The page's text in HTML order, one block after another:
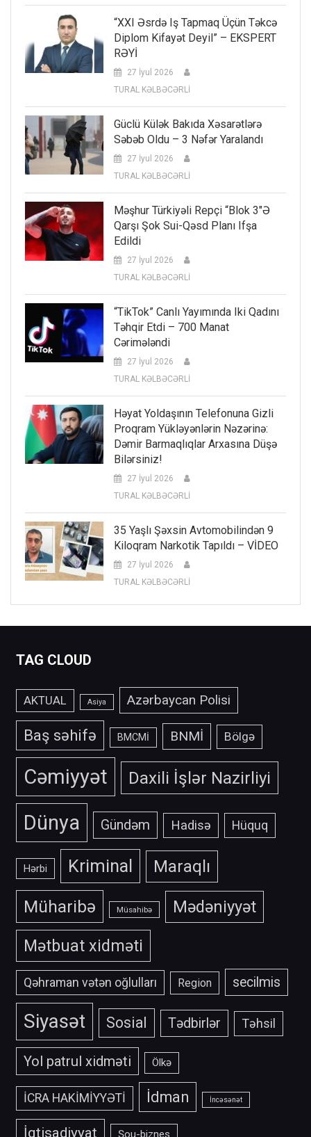
“XXI Əsrdə Iş Tapmaq Üçün Təkcə
Diplom Kifayət Deyil” – EKSPERT
RƏYİ
27 İyul 2026
TURAL KƏLBƏCƏRLİ
Güclü Külək Bakıda Xəsarətlərə
Səbəb Oldu – 3 Nəfər Yaralandı
27 İyul 2026
TURAL KƏLBƏCƏRLİ
Məşhur Türkiyəli Repçi “Blok 3″ə
Qarşı Şok Sui-Qəsd Planı Ifşa
Edildi
27 İyul 2026
TURAL KƏLBƏCƏRLİ
“TikTok” Canlı Yayımında Iki Qadını
Təhqir Etdi – 700 Manat
Cərimələndi
27 İyul 2026
TURAL KƏLBƏCƏRLİ
Həyat Yoldaşının Telefonuna Gizli
Proqram Yükləyənlərin Nəzərinə:
Dəmir Barmaqlıqlar Arxasına Düşə
Bilərsiniz!
27 İyul 2026
TURAL KƏLBƏCƏRLİ
35 Yaşlı Şəxsin Avtomobilindən 9
Kiloqram Narkotik Tapıldı – VİDEO
27 İyul 2026
TURAL KƏLBƏCƏRLİ
TAG CLOUD
AKTUAL Asiya Azərbaycan Polisi
Baş səhifə BMCMİ BNMİ Bölgə
Cəmiyyət Daxili İşlər Nazirliyi
Dünya Gündəm Hadisə Hüquq
Hərbi Kriminal Maraqlı
Müharibə Müsahibə
Mədəniyyət
Mətbuat xidməti
Qəhraman vətən oğlulları Region secilmis
Siyasət Sosial Tədbirlər Təhsil
Yol patrul xidməti Ölkə
İCRA HAKİMİYYƏTİ İdman İncəsənət
İqtisadiyyat Şou-biznes